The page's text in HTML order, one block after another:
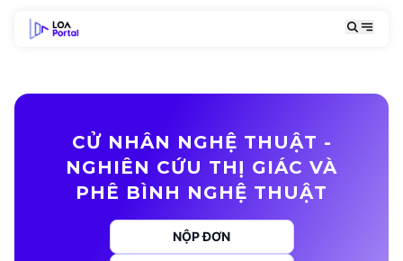
CỬ NHÂN NGHỆ THUẬT -
NGHIÊN CỨU THỊ GIÁC VÀ
PHÊ BÌNH NGHỆ THUẬT
NỘP ĐƠN